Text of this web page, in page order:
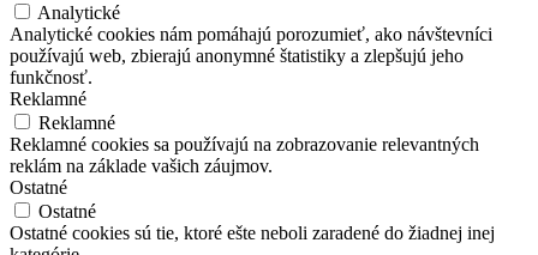
Analytické
Analytické cookies nám pomáhajú porozumieť, ako návštevníci
používajú web, zbierajú anonymné štatistiky a zlepšujú jeho
funkčnosť.
Reklamné
Reklamné
Reklamné cookies sa používajú na zobrazovanie relevantných
reklám na základe vašich záujmov.
Ostatné
Ostatné
Ostatné cookies sú tie, ktoré ešte neboli zaradené do žiadnej inej